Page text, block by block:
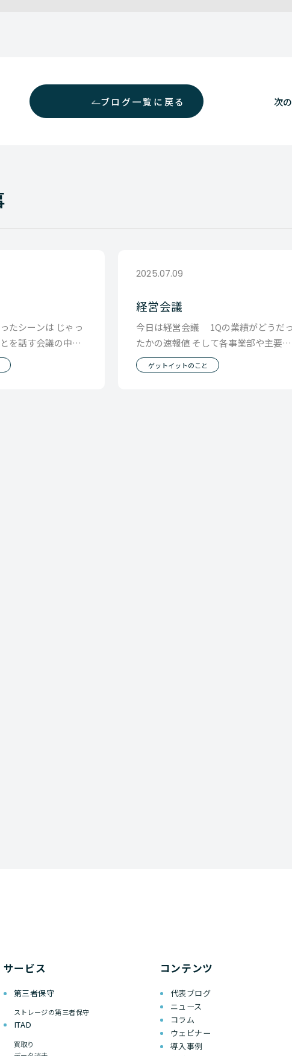
ブログ一覧に戻る 次の
たシーンは じゃっ
を話す会議の中で
ミングでした。 言
2025.07.09
経営会議
今日は経営会議 1Qの業績がどうだっ
たかの速報値 そして各事業部や主要部
門からの発表を行い 全社で全体の事業
の状況につ
ゲットイットのこと
サービス
第三者保守
ストレージの第三者保守
ITAD
買取り
コンテンツ
代表ブログ
ニュース
コラム
ウェビナー
導入事例